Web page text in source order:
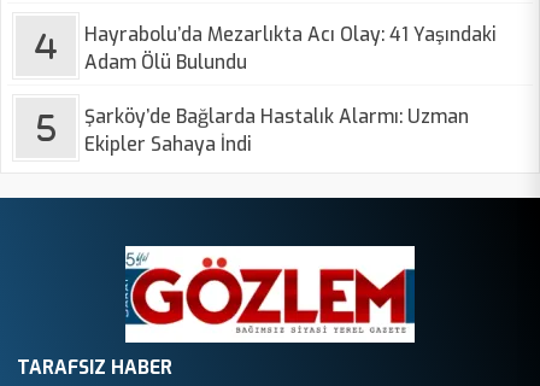
Hayrabolu’da Mezarlıkta Acı Olay: 41 Yaşındaki
Adam Ölü Bulundu
Şarköy’de Bağlarda Hastalık Alarmı: Uzman
Ekipler Sahaya İndi
TARAFSIZ HABER